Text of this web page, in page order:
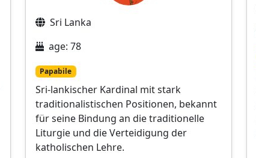
Sri Lanka
age: 78
Papabile
Sri-lankischer Kardinal mit stark
traditionalistischen Positionen, bekannt
für seine Bindung an die traditionelle
Liturgie und die Verteidigung der
katholischen Lehre.